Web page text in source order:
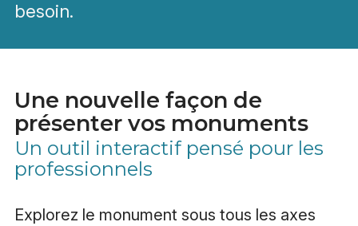
besoin.
Une nouvelle façon de
présenter vos monuments
Un outil interactif pensé pour les
professionnels
Explorez le monument sous tous les axes